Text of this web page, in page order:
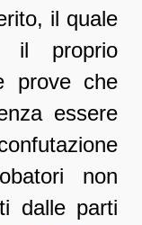
il quale
il proprio
prove che
essere
non
dalle parti